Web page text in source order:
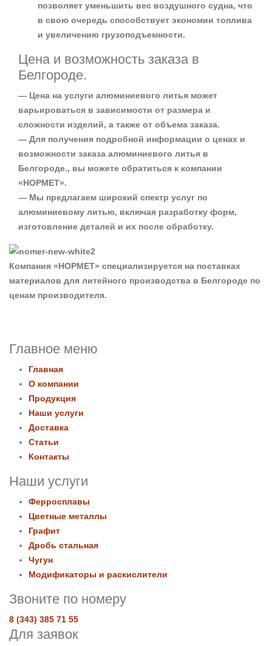
позволяет уменьшить вес воздушного судна, что
в свою очередь способствует экономии топлива
и увеличению грузоподъемности.
Цена и возможность заказа в
Белгороде.
— Цена на услуги алюминиевого литья может
варьироваться в зависимости от размера и
сложности изделий, а также от объема заказа.
— Для получения подробной информации о ценах и
возможности заказа алюминиевого литья в
Белгороде., вы можете обратиться к компании
«НОРМЕТ».
— Мы предлагаем широкий спектр услуг по
алюминиевому литью, включая разработку форм,
изготовление деталей и их после обработку.
Компания «НОРМЕТ» специализируется на поставках
материалов для литейного производства в Белгороде по
ценам производителя.
Главное меню
Главная
О компании
Продукция
Наши услуги
Доставка
Статьи
Контакты
Наши услуги
Ферросплавы
Цветные металлы
Графит
Дробь стальная
Чугун
Модификаторы и раскислители
Звоните по номеру
8 (343) 385 71 55
Для заявок